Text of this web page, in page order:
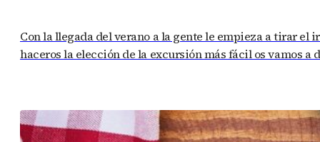
Con la llegada del verano a la gente le empieza a tirar el
haceros la elección de la excursión más fácil os vamos a